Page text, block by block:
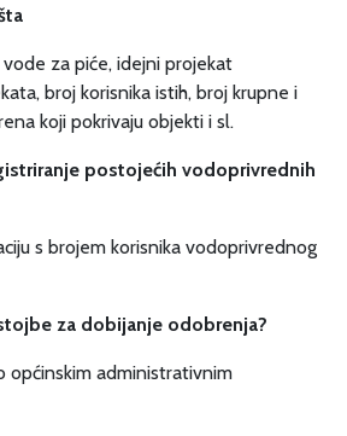
za piće, idejni projekat
broj korisnika istih, broj krupne i
koji pokrivaju objekti i sl.
postojećih vodoprivrednih
s brojem korisnika vodoprivrednog
za dobijanje odobrenja?
općinskim administrativnim